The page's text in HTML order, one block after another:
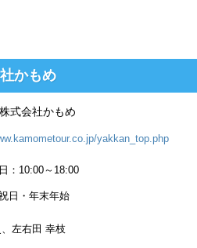
かもめ
式会社かもめ
yakkan_top.php
：10:00～18:00
日・年末年始
左右田 幸枝